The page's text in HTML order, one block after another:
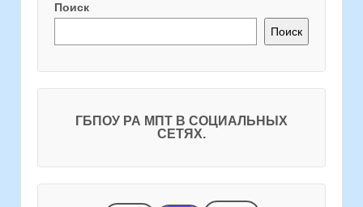
Поиск
Поиск
ГБПОУ РА МПТ В СОЦИАЛЬНЫХ
СЕТЯХ.